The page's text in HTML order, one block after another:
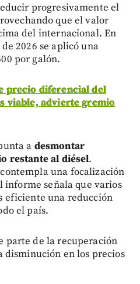
progresivamente el
que el valor
del internacional. En
2026 se aplicó una
por galón.
precio diferencial del
viable, advierte gremio
a desmontar
restante al diésel.
una focalización
informe señala que varios
eficiente una reducción
el país.
parte de la recuperación
disminución en los precios